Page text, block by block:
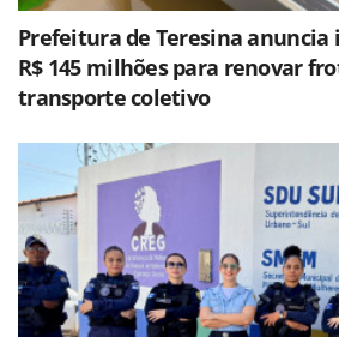
Prefeitura de Teresina
R$ 145 milhões para renovar
transporte coletivo